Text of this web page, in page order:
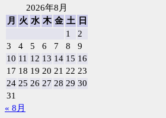
2026年8月
月
火 水 木 金 土
日
1
2
3
4 5 6 7 8
9
10 11 12 13 14 15 16
17 18 19 20 21 22 23
24 25 26 27 28 29 30
31
« 8月